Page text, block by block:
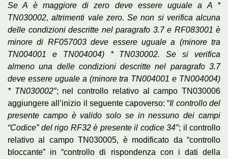
Se A è maggiore di zero deve essere uguale a A *
TN030002, altrimenti vale zero. Se non si verifica alcuna
delle condizioni descritte nel paragrafo 3.7 e RF083001 è
minore di RF057003 deve essere uguale a (minore tra
TN004001 e TN004004) * TN030002. Se si verifica
almeno una delle condizioni descritte nel paragrafo 3.7
deve essere uguale a (minore tra TN004001 e TN004004)
* TN030002″; nel controllo relativo al campo TN030006
aggiungere all’inizio il seguente capoverso: “Il controllo del
presente campo è valido solo se in nessuno dei campi
“Codice” del rigo RF32 è presente il codice 34″; il controllo
relativo al campo TN030005, è modificato da “controllo
bloccante” in “controllo di rispondenza con i dati della